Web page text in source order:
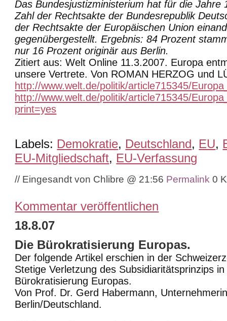
Das Bundesjustizministerium hat für die Jahre
Zahl der Rechtsakte der Bundesrepublik
der Rechtsakte der Europäischen Union
gegenübergestellt. Ergebnis: 84 Prozent
nur 16 Prozent originär aus Berlin.
Zitiert aus: Welt Online 11.3.2007. Europa
unsere Vertrete. Von ROMAN HERZOG und
http://www.welt.de/politik/article715345/
http://www.welt.de/politik/article715345/
print=yes
Labels: Demokratie, Deutschland, EU,
EU-Mitgliedschaft, EU-Verfassung
// Eingesandt von Chlibre @ 21:56 Permalink 0
Kommentar veröffentlichen
18.8.07
Die Bürokratisierung Europas.
Der folgende Artikel erschien in der
Stetige Verletzung des Subsidiaritätsprinzips
Bürokratisierung Europas.
Von Prof. Dr. Gerd Habermann,
Berlin/Deutschland.